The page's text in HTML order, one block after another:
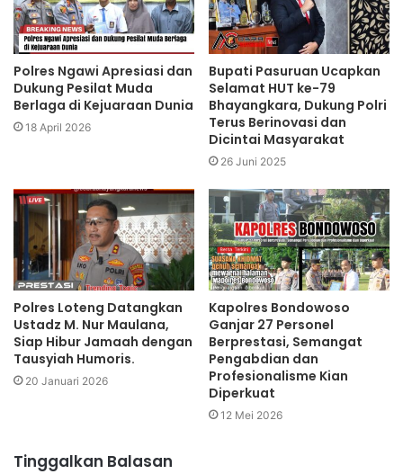
Polres Ngawi Apresiasi dan
Dukung Pesilat Muda
Berlaga di Kejuaraan Dunia
18 April 2026
Bupati Pasuruan Ucapkan
Selamat HUT ke-79
Bhayangkara, Dukung Polri
Terus Berinovasi dan
Dicintai Masyarakat
26 Juni 2025
Polres Loteng Datangkan
Ustadz M. Nur Maulana,
Siap Hibur Jamaah dengan
Tausyiah Humoris.
20 Januari 2026
Kapolres Bondowoso
Ganjar 27 Personel
Berprestasi, Semangat
Pengabdian dan
Profesionalisme Kian
Diperkuat
12 Mei 2026
Tinggalkan Balasan